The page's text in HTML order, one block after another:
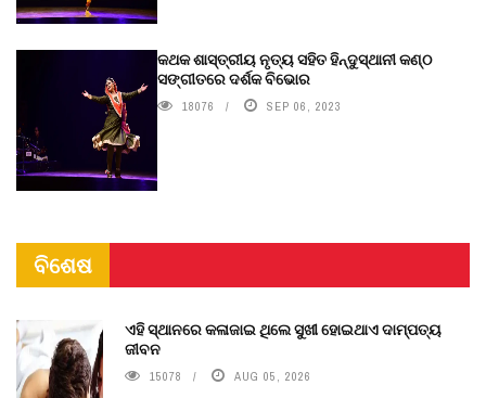
କଥକ ଶାସ୍ତ୍ରୀୟ ନୃତ୍ୟ ସହିତ ହିନ୍ଦୁସ୍ଥାନୀ କଣ୍ଠ
ସଙ୍ଗୀତରେ ଦର୍ଶକ ବିଭୋର
18076 SEP 06, 2023
ବିଶେଷ
ଏହି ସ୍ଥାନରେ କଳାଜାଇ ଥିଲେ ସୁଖୀ ହୋଇଥାଏ ଦାମ୍ପତ୍ୟ
ଜୀବନ
15078 AUG 05, 2026